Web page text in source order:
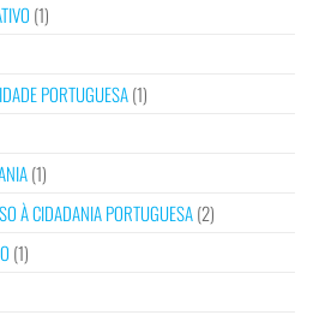
(1)
PORTUGUESA(1)
(1)
À CIDADANIA PORTUGUESA(2)
(1)